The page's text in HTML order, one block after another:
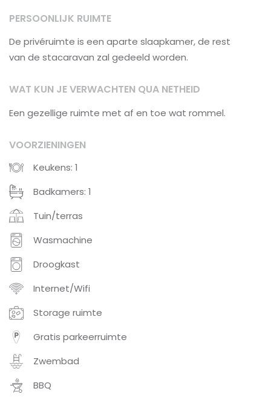
PERSOONLIJK RUIMTE
De privéruimte is een aparte slaapkamer, de rest
van de stacaravan zal gedeeld worden.
WAT KUN JE VERWACHTEN QUA NETHEID
Een gezellige ruimte met af en toe wat rommel.
VOORZIENINGEN
Keukens: 1
Badkamers: 1
Tuin/terras
Wasmachine
Droogkast
Internet/Wifi
Storage ruimte
Gratis parkeerruimte
Zwembad
BBQ